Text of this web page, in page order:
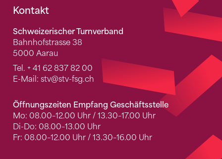
Fusszeile
Kontakt
Schweizerischer Turnverband
Bahnhofstrasse 38
5000 Aarau
Tel. + 41 62 837 82 00
E-Mail: stv@stv-fsg.ch
Öffnungszeiten Empfang Geschäftsstelle
Mo: 08.00–12.00 Uhr / 13.30–17.00 Uhr
Di-Do: 08.00–13.00 Uhr
Fr: 08.00–12.00 Uhr / 13.30–16.00 Uhr